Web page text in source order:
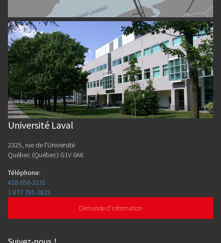
Université Laval
2325, rue de l'Université
Québec (Québec) G1V 0A6
Téléphone:
418 656-2131
1 877 785-2825
Demande d'information